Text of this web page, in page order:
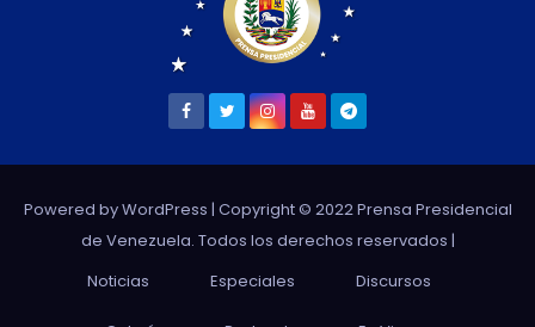
Powered by WordPress | Copyright © 2022 Prensa Presidencial
de Venezuela. Todos los derechos reservados |
Noticias
Especiales Discursos